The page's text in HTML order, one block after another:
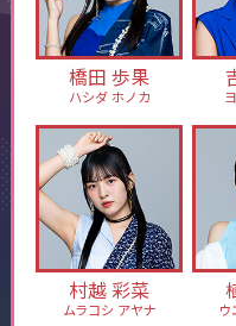
橋田 歩果
ハシダ ホノカ
村越 彩菜
ムラコシ アヤナ ウ